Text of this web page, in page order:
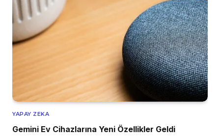
YAPAY ZEKA
Gemini Ev Cihazlarına Yeni Özellikler Geldi